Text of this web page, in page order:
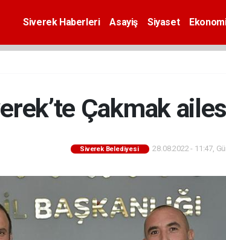
Siverek Haberleri Asayiş Siyaset
Çakmak
Siverek Belediyesi 28.08.2022 - 11:47,